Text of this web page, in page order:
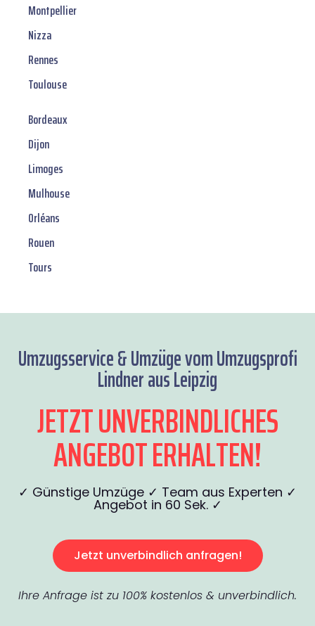
Montpellier
Nizza
Rennes
Toulouse
Bordeaux
Dijon
Limoges
Mulhouse
Orléans
Rouen
Tours
Umzugsservice & Umzüge vom Umzugsprofi
Lindner aus Leipzig
JETZT UNVERBINDLICHES
ANGEBOT ERHALTEN!
✓ Günstige Umzüge ✓ Team aus Experten ✓
Angebot in 60 Sek. ✓
Jetzt unverbindlich anfragen!
Ihre Anfrage ist zu 100% kostenlos & unverbindlich.